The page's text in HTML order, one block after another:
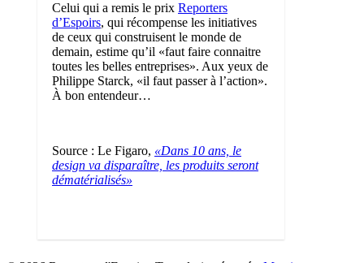
Celui qui a remis le prixReporters
d’Espoirs, qui récompense les initiatives
de ceux qui construisent le monde de
demain, estime qu’il «faut faire connaitre
toutes les belles entreprises». Aux yeux de
Philippe Starck, «il faut passer à l’action».
À bon entendeur…
Source : Le Figaro, «Dans 10 ans, le
design va disparaître, les produits seront
dématérialisés»